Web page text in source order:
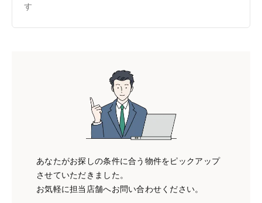
す
あなたがお探しの条件に合う物件をピックアップ
させていただきました。
お気軽に担当店舗へお問い合わせください。